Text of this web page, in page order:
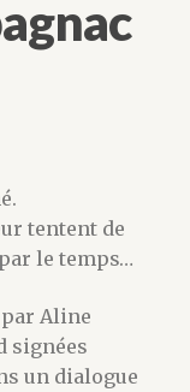
tentent de
le temps…
Aline
signées
un dialogue